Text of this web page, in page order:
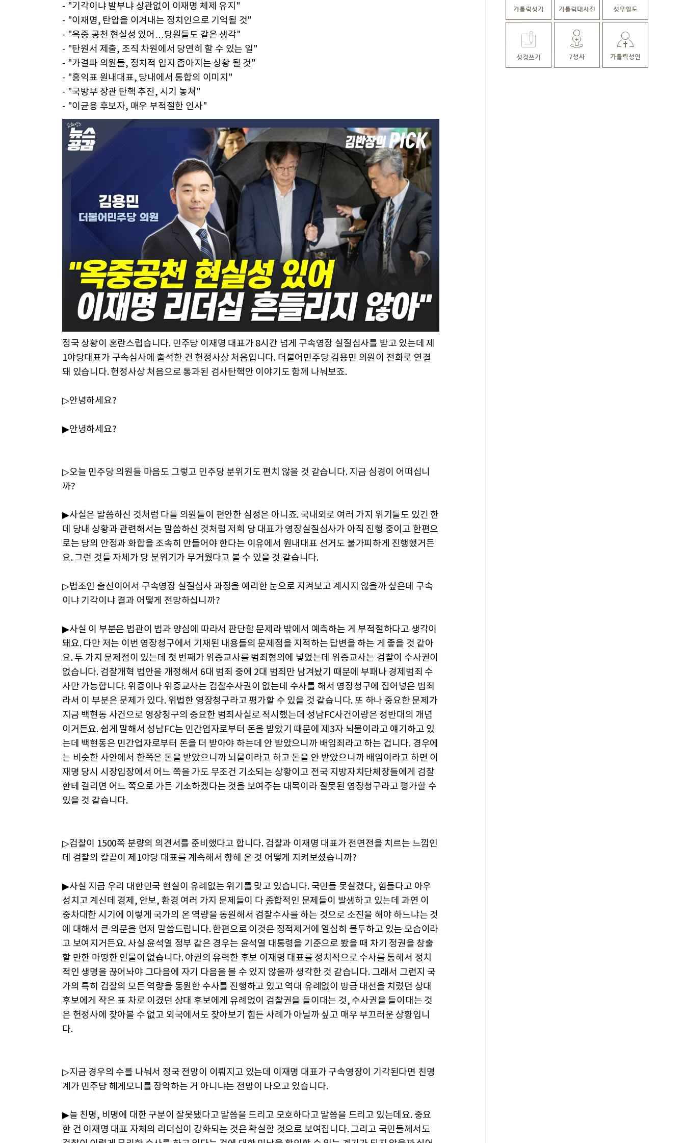
- "기각이냐 발부냐 상관없이 이재명 체제 유지"
- "이재명, 탄압을 이겨내는 정치인으로 기억될 것"
- "옥중 공천 현실성 있어…당원들도 같은 생각"
- "탄원서 제출, 조직 차원에서 당연히 할 수 있는 일"
- "가결파 의원들, 정치적 입지 좁아지는 상황 될 것"
- "홍익표 원내대표, 당내에서 통합의 이미지"
- "국방부 장관 탄핵 추진, 시기 놓쳐"
- "이균용 후보자, 매우 부적절한 인사"
정국 상황이 혼란스럽습니다. 민주당 이재명 대표가 8시간 넘게 구속영장 실질심사를 받고 있는데 제
1야당대표가 구속심사에 출석한 건 헌정사상 처음입니다. 더불어민주당 김용민 의원이 전화로 연결
돼 있습니다. 헌정사상 처음으로 통과된 검사탄핵안 이야기도 함께 나눠보죠.
▷안녕하세요?
▶안녕하세요?
▷오늘 민주당 의원들 마음도 그렇고 민주당 분위기도 편치 않을 것 같습니다. 지금 심경이 어떠십니
까?
▶사실은 말씀하신 것처럼 다들 의원들이 편안한 심정은 아니죠. 국내외로 여러 가지 위기들도 있긴 한
데 당내 상황과 관련해서는 말씀하신 것처럼 저희 당 대표가 영장실질심사가 아직 진행 중이고 한편으
로는 당의 안정과 화합을 조속히 만들어야 한다는 이유에서 원내대표 선거도 불가피하게 진행했거든
요. 그런 것들 자체가 당 분위기가 무거웠다고 볼 수 있을 것 같습니다.
▷법조인 출신이어서 구속영장 실질심사 과정을 예리한 눈으로 지켜보고 계시지 않을까 싶은데 구속
이냐 기각이냐 결과 어떻게 전망하십니까?
▶사실 이 부분은 법관이 법과 양심에 따라서 판단할 문제라 밖에서 예측하는 게 부적절하다고 생각이
돼요. 다만 저는 이번 영장청구에서 기재된 내용들의 문제점을 지적하는 답변을 하는 게 좋을 것 같아
요. 두 가지 문제점이 있는데 첫 번째가 위증교사를 범죄혐의에 넣었는데 위증교사는 검찰이 수사권이
없습니다. 검찰개혁 법안을 개정해서 6대 범죄 중에 2대 범죄만 남겨놨기 때문에 부패나 경제범죄 수
사만 가능합니다. 위증이나 위증교사는 검찰수사권이 없는데 수사를 해서 영장청구에 집어넣은 범죄
라서 이 부분은 문제가 있다. 위법한 영장청구라고 평가할 수 있을 것 같습니다. 또 하나 중요한 문제가
지금 백현동 사건으로 영장청구의 중요한 범죄사실로 적시했는데 성남FC사건이랑은 정반대의 개념
이거든요. 쉽게 말해서 성남FC는 민간업자로부터 돈을 받았기 때문에 제3자 뇌물이라고 얘기하고 있
는데 백현동은 민간업자로부터 돈을 더 받아야 하는데 안 받았으니까 배임죄라고 하는 겁니다. 경우에
는 비슷한 사안에서 한쪽은 돈을 받았으니까 뇌물이라고 하고 돈을 안 받았으니까 배임이라고 하면 이
재명 당시 시장입장에서 어느 쪽을 가도 무조건 기소되는 상황이고 전국 지방자치단체장들에게 검찰
한테 걸리면 어느 쪽으로 가든 기소하겠다는 것을 보여주는 대목이라 잘못된 영장청구라고 평가할 수
있을 것 같습니다.
▷검찰이 1500쪽 분량의 의견서를 준비했다고 합니다. 검찰과 이재명 대표가 전면전을 치르는 느낌인
데 검찰의 칼끝이 제1야당 대표를 계속해서 향해 온 것 어떻게 지켜보셨습니까?
▶사실 지금 우리 대한민국 현실이 유례없는 위기를 맞고 있습니다. 국민들 못살겠다, 힘들다고 아우
성치고 계신데 경제, 안보, 환경 여러 가지 문제들이 다 종합적인 문제들이 발생하고 있는데 과연 이
중차대한 시기에 이렇게 국가의 온 역량을 동원해서 검찰수사를 하는 것으로 소진을 해야 하느냐는 것
에 대해서 큰 의문을 먼저 말씀드립니다. 한편으로 이것은 정적제거에 열심히 몰두하고 있는 모습이라
고 보여지거든요. 사실 윤석열 정부 같은 경우는 윤석열 대통령을 기준으로 봤을 때 차기 정권을 창출
할 만한 마땅한 인물이 없습니다. 야권의 유력한 후보 이재명 대표를 정치적으로 수사를 통해서 정치
적인 생명을 끊어놔야 그다음에 자기 다음을 볼 수 있지 않을까 생각한 것 같습니다. 그래서 그런지 국
가의 특히 검찰의 모든 역량을 동원한 수사를 진행하고 있고 역대 유례없이 방금 대선을 치렀던 상대
후보에게 작은 표 차로 이겼던 상대 후보에게 유례없이 검찰권을 들이대는 것, 수사권을 들이대는 것
은 헌정사에 찾아볼 수 없고 외국에서도 찾아보기 힘든 사례가 아닐까 싶고 매우 부끄러운 상황입니
다.
▷지금 경우의 수를 나눠서 정국 전망이 이뤄지고 있는데 이재명 대표가 구속영장이 기각된다면 친명
계가 민주당 헤게모니를 장악하는 거 아니냐는 전망이 나오고 있습니다.
▶늘 친명, 비명에 대한 구분이 잘못됐다고 말씀을 드리고 모호하다고 말씀을 드리고 있는데요. 중요
한 건 이재명 대표 자체의 리더십이 강화되는 것은 확실할 것으로 보여집니다. 그리고 국민들께서도